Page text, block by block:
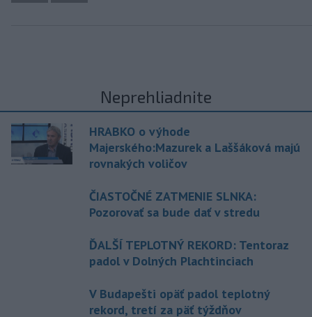
Neprehliadnite
HRABKO o výhode
Majerského:Mazurek a Laššáková majú
rovnakých voličov
ČIASTOČNÉ ZATMENIE SLNKA:
Pozorovať sa bude dať v stredu
ĎALŠÍ TEPLOTNÝ REKORD: Tentoraz
padol v Dolných Plachtinciach
V Budapešti opäť padol teplotný
rekord, tretí za päť týždňov